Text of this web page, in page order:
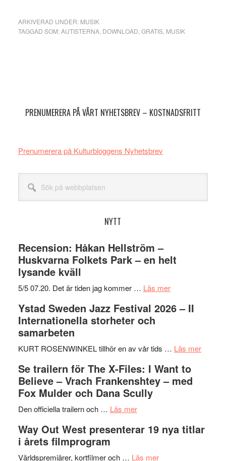
ARKIVERAD UNDER: MUSIK
TAGGAD SOM:AUTISTERNA, DOWNLOAD GRATIS, MUSIK
PRENUMERERA PÅ VÅRT NYHETSBREV – KOSTNADSFRITT
Prenumerera på Kulturbloggens Nyhetsbrev
webbplatsen
NYTT
Recension: Håkan Hellström –
Huskvarna Folkets Park – en helt
lysande kväll
5/5 07.20. Det är tiden jag kommer … Läs merom
Håkan
Huskvarna
Park
–
kväll
Ystad Sweden Jazz Festival 2026 – II
Internationella storheter och
samarbeten
KURT ROSENWINKEL tillhör en av vår tids … Läs merom
II
Se trailern för The X-Files: I Want to
Believe – Vrach Frankenshtey – med
Fox Mulder och Dana Scully
Den officiella trailern och … Läs merom
trailern
The
Way Out West presenterar 19 nya titlar
i årets filmprogram
Världspremiärer, kortfilmer och … Läs merom